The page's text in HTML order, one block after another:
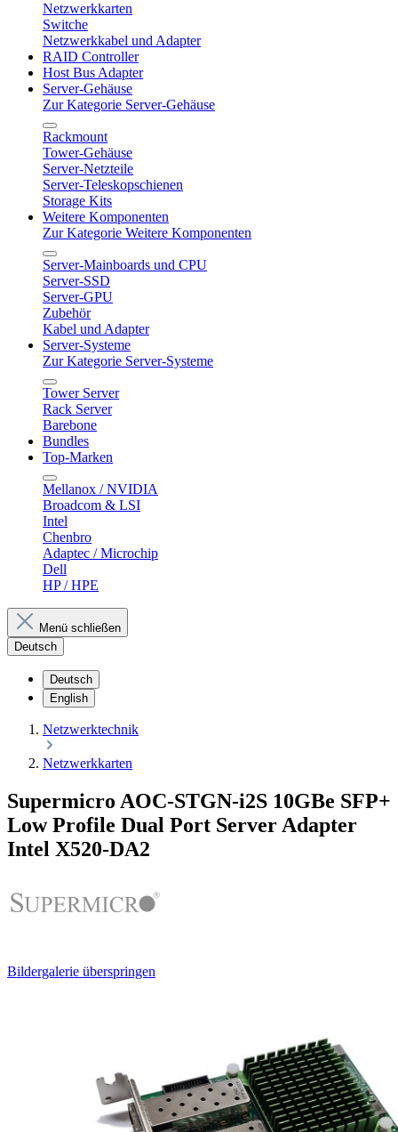
Netzwerkkarten
Switche
Netzwerkkabel und Adapter
RAID Controller
Host Bus Adapter
Server-Gehäuse
Zur Kategorie Server-Gehäuse
Rackmount
Tower-Gehäuse
Server-Netzteile
Server-Teleskopschienen
Storage Kits
Weitere Komponenten
Zur Kategorie Weitere Komponenten
Server-Mainboards und CPU
Server-SSD
Server-GPU
Zubehör
Kabel und Adapter
Server-Systeme
Zur Kategorie Server-Systeme
Tower Server
Rack Server
Barebone
Bundles
Top-Marken
Mellanox / NVIDIA
Broadcom & LSI
Intel
Chenbro
Adaptec / Microchip
Dell
HP / HPE
Menü schließen
Deutsch
Deutsch
English
Netzwerktechnik
Netzwerkkarten
Supermicro AOC-STGN-i2S 10GBe SFP+
Low Profile Dual Port Server Adapter
Intel X520-DA2
Bildergalerie überspringen